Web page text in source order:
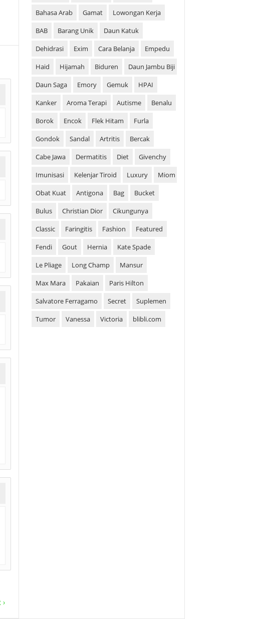
Bahasa Arab
Gamat
Lowongan Kerja
BAB
Barang Unik
Daun Katuk
Dehidrasi
Exim Cara Belanja
Empedu
Haid
Hijamah Biduren
Daun Jambu Biji
Daun Saga
Emory Gemuk
HPAI
Kanker
Aroma Terapi Autisme
Benalu
Borok
Encok Flek Hitam
Furla
Gondok
Sandal Artritis
Bercak
Cabe Jawa
Dermatitis Diet
Givenchy
Imunisasi
Kelenjar Tiroid Luxury
Miom
Obat Kuat
Antigona Bag
Bucket
Bulus
Christian Dior
Cikungunya
Classic
Faringitis Fashion
Featured
Fendi
Gout Hernia
Kate Spade
Le Pliage
Long Champ
Mansur
Max Mara
Pakaian
Paris Hilton
Salvatore Ferragamo
Secret
Suplemen
Tumor
Vanessa Victoria blibli.com